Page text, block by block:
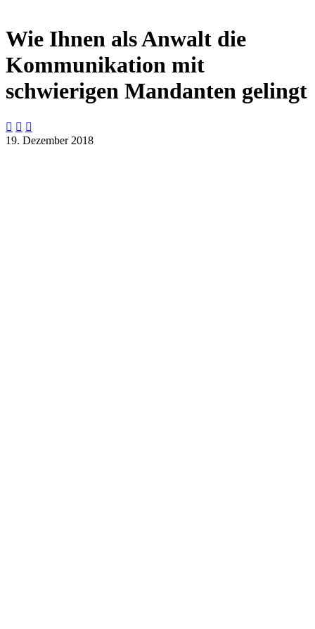
Wie Ihnen als Anwalt die
Kommunikation mit
schwierigen Mandanten gelingt
  
19. Dezember 2018